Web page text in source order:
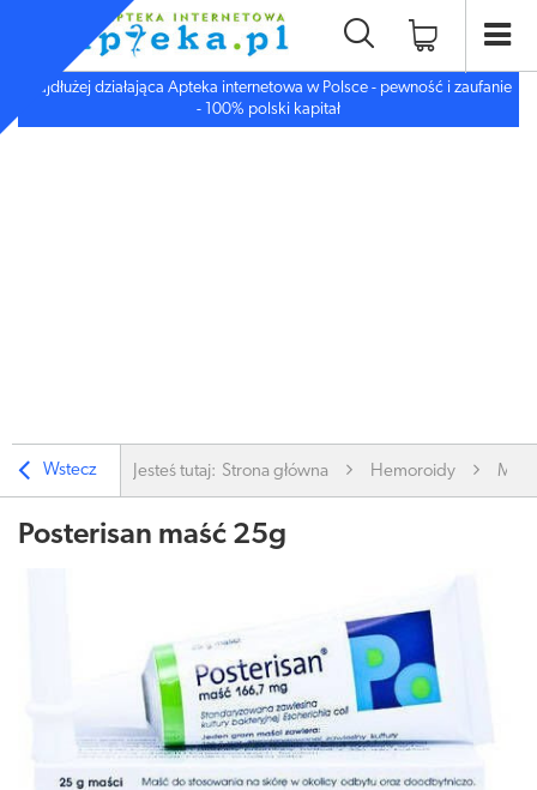
Najdłużej działająca Apteka internetowa w Polsce - pewność i zaufanie
- 100% polski kapitał
Wstecz Jesteś tutaj: Strona główna Hemoroidy
Posterisan maść 25g